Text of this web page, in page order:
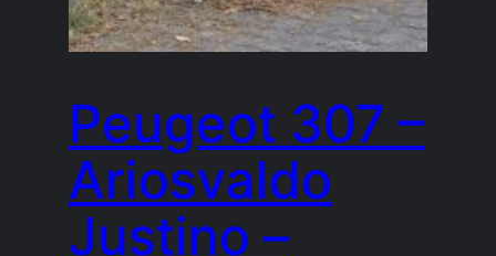
Peugeot 307 –
Ariosvaldo
Justino –